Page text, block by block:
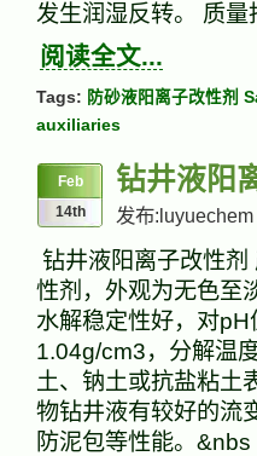
发生润湿反转。 质量
阅读全文...
Tags: 防砂液阳离子改性
auxiliaries
Feb
14th
钻井液阳
发布
钻井液阳离子改性
性剂，外观为无色至
水解稳定性好，对
1.04g/cm3，分解温
土、钠土或抗盐粘土
物钻井液有较好的流
防泥包等性能。&nbs